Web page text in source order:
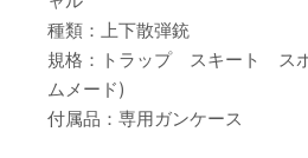
種類：上下散弾銃
規格：トラップ スキート ス
ムメード)
付属品：専用ガンケース